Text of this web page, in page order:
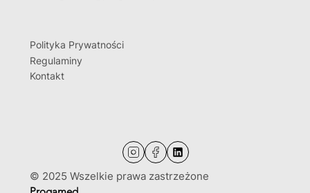
© 2025 Wszelkie prawa zastrzeżone
Polityka Prywatności
Regulaminy
Kontakt